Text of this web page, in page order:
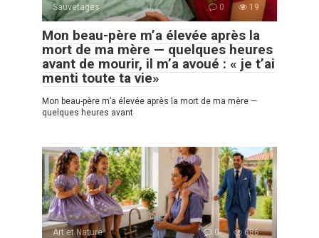
Sauvetages 0 19
Mon beau-père m’a élevée après la
mort de ma mère — quelques heures
avant de mourir, il m’a avoué : « je t’ai
menti toute ta vie»
Mon beau-père m’a élevée après la mort de ma mère —
quelques heures avant
Art et Nature 0 686